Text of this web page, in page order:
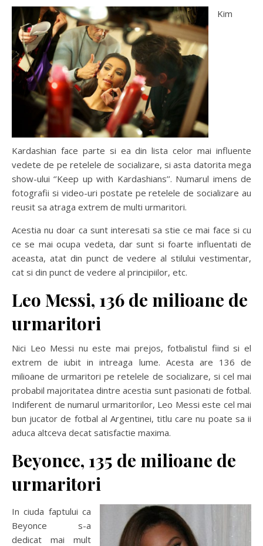
Kim
Kardashian face parte si ea din lista celor mai influente
vedete de pe retelele de socializare, si asta datorita mega
show-ului ‘’Keep up with Kardashians’’. Numarul imens de
fotografii si video-uri postate pe retelele de socializare au
reusit sa atraga extrem de multi urmaritori.
Acestia nu doar ca sunt interesati sa stie ce mai face si cu
ce se mai ocupa vedeta, dar sunt si foarte influentati de
aceasta, atat din punct de vedere al stilului vestimentar,
cat si din punct de vedere al principiilor, etc.
Leo Messi, 136 de milioane de
urmaritori
Nici Leo Messi nu este mai prejos, fotbalistul fiind si el
extrem de iubit in intreaga lume. Acesta are 136 de
milioane de urmaritori pe retelele de socializare, si cel mai
probabil majoritatea dintre acestia sunt pasionati de fotbal.
Indiferent de numarul urmaritorilor, Leo Messi este cel mai
bun jucator de fotbal al Argentinei, titlu care nu poate sa ii
aduca altceva decat satisfactie maxima.
Beyonce, 135 de milioane de
urmaritori
In ciuda faptului ca
Beyonce s-a
dedicat mai mult